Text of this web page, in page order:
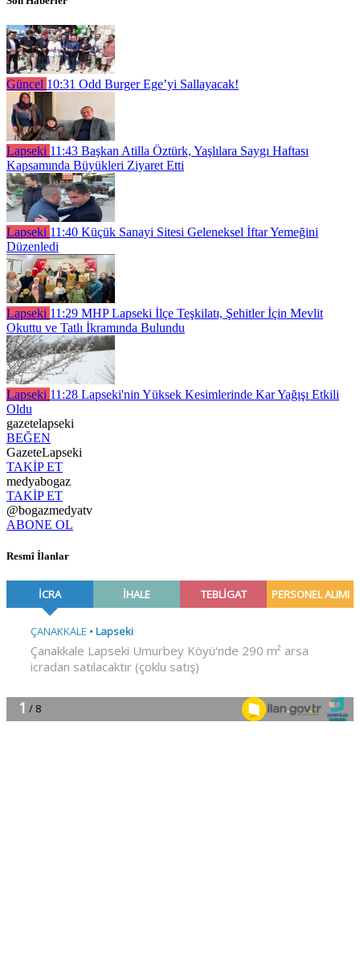
Güncel 10:31 Odd Burger Ege’yi Sallayacak!
Lapseki 11:43 Başkan Atilla Öztürk, Yaşlılara Saygı Haftası
Kapsamında Büyükleri Ziyaret Etti
Lapseki 11:40 Küçük Sanayi Sitesi Geleneksel İftar Yemeğini
Düzenledi
Lapseki 11:29 MHP Lapseki İlçe Teşkilatı, Şehitler İçin Mevlit
Okuttu ve Tatlı İkramında Bulundu
Lapseki 11:28 Lapseki'nin Yüksek Kesimlerinde Kar Yağışı Etkili
Oldu
gazetelapseki
BEĞEN
GazeteLapseki
TAKİP ET
medyabogaz
TAKİP ET
@bogazmedyatv
ABONE OL
Resmî İlanlar